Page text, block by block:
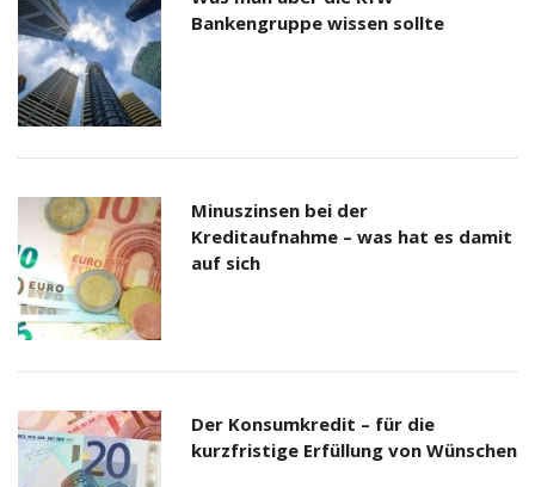
Bankengruppe wissen sollte
Minuszinsen bei der
Kreditaufnahme – was hat es damit
auf sich
Der Konsumkredit – für die
kurzfristige Erfüllung von Wünschen